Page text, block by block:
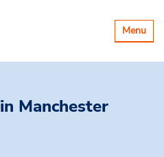
Basculer
la
Menu
in Manchester